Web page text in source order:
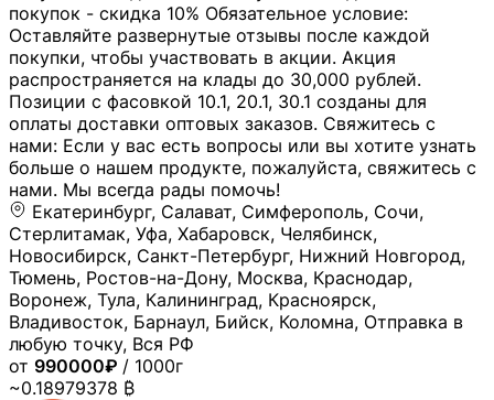
покупок - скидка 10% Обязательное условие:
Оставляйте развернутые отзывы после каждой
покупки, чтобы участвовать в акции. Акция
распространяется на клады до 30,000 рублей.
Позиции с фасовкой 10.1, 20.1, 30.1 созданы для
оплаты доставки оптовых заказов. Свяжитесь с
нами: Если у вас есть вопросы или вы хотите узнать
больше о нашем продукте, пожалуйста, свяжитесь с
нами. Мы всегда рады помочь!
Екатеринбург, Салават, Симферополь, Сочи,
Стерлитамак, Уфа, Хабаровск, Челябинск,
Новосибирск, Санкт-Петербург, Нижний Новгород,
Тюмень, Ростов-на-Дону, Москва, Краснодар,
Воронеж, Тула, Калининград, Красноярск,
Владивосток, Барнаул, Бийск, Коломна, Отправка в
любую точку, Вся РФ
от 990000₽ / 1000г
~0.18979378 ₿